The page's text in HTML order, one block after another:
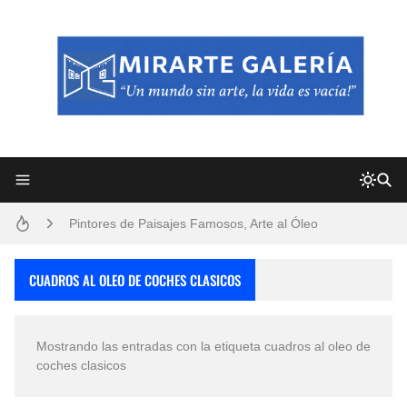
Pintores de Paisajes Famosos, Arte al Óleo
CUADROS AL OLEO DE COCHES CLASICOS
Mostrando las entradas con la etiqueta cuadros al oleo de
coches clasicos